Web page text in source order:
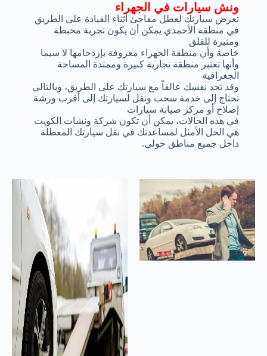
ونش سيارات في الجهراء
تعرض سيارتك لعطل مفاجئ أثناء القيادة على الطريق
في منطقة الأحمدي يمكن أن يكون تجربة محبطة
ومثيرة للقلق
خاصة وأن منطقة الجهراء معروفة بإزدحامها لا سيما
وأنها تعتبر منطقة تجارية كبيرة وممتدة المساحة
الجغرافية
وقد تجد نفسك عالقاً مع سيارتك على الطريق، وبالتالي
تحتاج إلى خدمة سحب ونقل لسيارتك إلى أقرب ورشة
إصلاح أو مركز صيانة سيارات
في هذه الحالات، يمكن أن تكون شركة ونشات الكويت
هي الحل الأمثل لمساعدتك في نقل سيارتك المعطلة
داخل جميع مناطق حولي.